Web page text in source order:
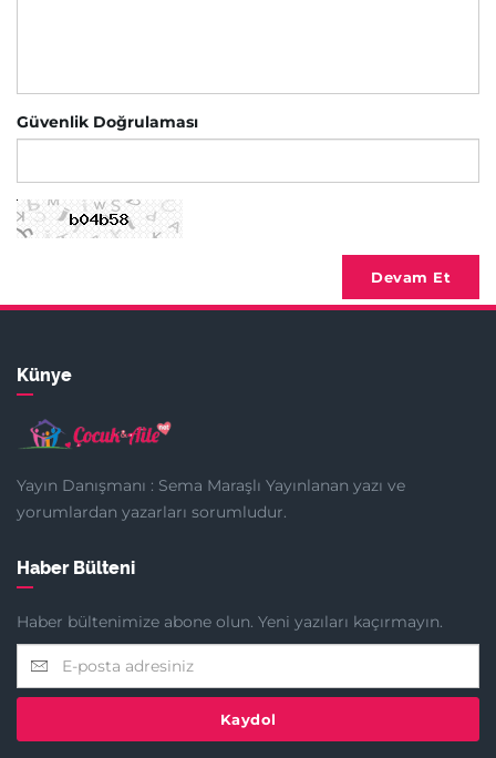
Güvenlik Doğrulaması
Devam Et
Künye
Yayın Danışmanı : Sema Maraşlı Yayınlanan yazı ve
yorumlardan yazarları sorumludur.
Haber Bülteni
Haber bültenimize abone olun. Yeni yazıları kaçırmayın.
Kaydol